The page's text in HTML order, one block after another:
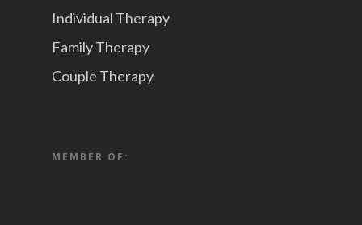
Individual Therapy
Family Therapy
Couple Therapy
MEMBER OF: